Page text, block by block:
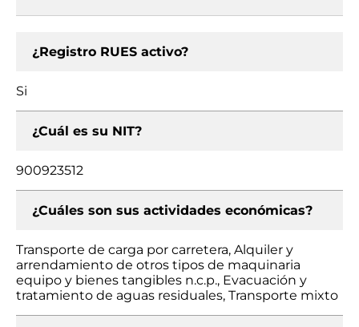
¿Registro RUES activo?
Si
¿Cuál es su NIT?
900923512
¿Cuáles son sus actividades económicas?
Transporte de carga por carretera, Alquiler y
arrendamiento de otros tipos de maquinaria
equipo y bienes tangibles n.c.p., Evacuación y
tratamiento de aguas residuales, Transporte mixto